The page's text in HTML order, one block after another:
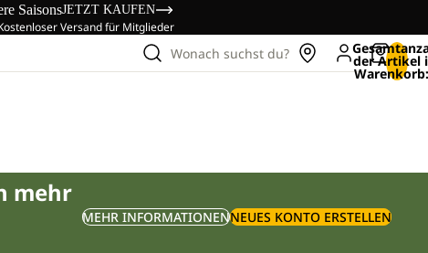
SaisonsJETZT KAUFEN
Versand für Mitglieder
Wonach suchst du? der Artikel
mehr
MEHR INFORMATIONENNEUES KONTO ERSTELLEN